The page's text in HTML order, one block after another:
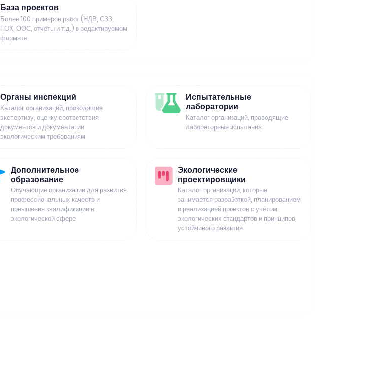
База проектов
Более 100 примеров работ (НДВ, СЗЗ,
ПЭК, ООС, отчёты и т.д.) в редактируемом
формате
Органы инспекций
Каталог организаций, проводящие
экспертизу, оценку соответствия
документов и документации
экологическим требованиям
Испытательные
лаборатории
Каталог организаций, проводящие
лабораторные испытания
Дополнительное
образование
Обучающие организации для развития
профессиональных качеств и
повышения квалификации в
экологической сфере
Экологические
проектировщики
Каталог организаций, которые
занимается разработкой, планированием
и реализацией проектов с учётом
экологических стандартов и принципов
устойчивого развития